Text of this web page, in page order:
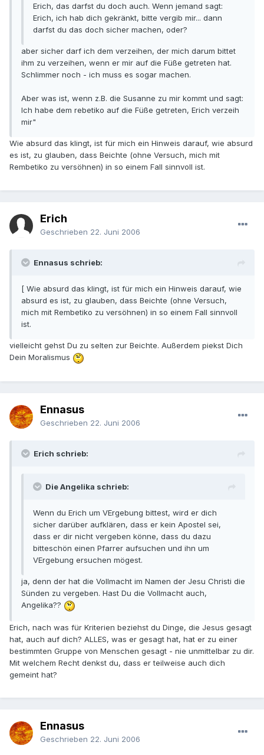
Erich, das darfst du doch auch. Wenn jemand sagt:
Erich, ich hab dich gekränkt, bitte vergib mir... dann
darfst du das doch sicher machen, oder?
aber sicher darf ich dem verzeihen, der mich darum bittet
ihm zu verzeihen, wenn er mir auf die Füße getreten hat.
Schlimmer noch - ich muss es sogar machen.
Aber was ist, wenn z.B. die Susanne zu mir kommt und sagt:
Ich habe dem rebetiko auf die Füße getreten, Erich verzeih
mir"
Wie absurd das klingt, ist für mich ein Hinweis darauf, wie absurd
es ist, zu glauben, dass Beichte (ohne Versuch, mich mit
Rembetiko zu versöhnen) in so einem Fall sinnvoll ist.
Erich
Geschrieben 22. Juni 2006
Ennasus schrieb:
[ Wie absurd das klingt, ist für mich ein Hinweis darauf, wie
absurd es ist, zu glauben, dass Beichte (ohne Versuch,
mich mit Rembetiko zu versöhnen) in so einem Fall sinnvoll
ist.
vielleicht gehst Du zu selten zur Beichte. Außerdem piekst Dich
Dein Moralismus
Ennasus
Geschrieben 22. Juni 2006
Erich schrieb:
Die Angelika schrieb:
Wenn du Erich um VErgebung bittest, wird er dich
sicher darüber aufklären, dass er kein Apostel sei,
dass er dir nicht vergeben könne, dass du dazu
bitteschön einen Pfarrer aufsuchen und ihn um
VErgebung ersuchen mögest.
ja, denn der hat die Vollmacht im Namen der Jesu Christi die
Sünden zu vergeben. Hast Du die Vollmacht auch,
Angelika??
Erich, nach was für Kriterien beziehst du Dinge, die Jesus gesagt
hat, auch auf dich? ALLES, was er gesagt hat, hat er zu einer
bestimmten Gruppe von Menschen gesagt - nie unmittelbar zu dir.
Mit welchem Recht denkst du, dass er teilweise auch dich
gemeint hat?
Ennasus
Geschrieben 22. Juni 2006